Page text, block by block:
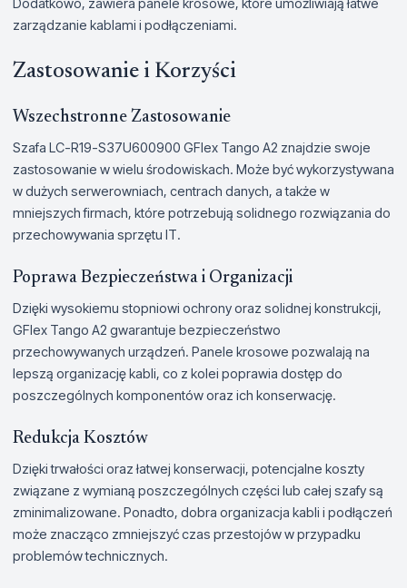
zarządzanie kablami i podłączeniami.
Zastosowanie i Korzyści
Wszechstronne Zastosowanie
Szafa LC-R19-S37U600900 GFlex Tango A2 znajdzie swoje
zastosowanie w wielu środowiskach. Może być wykorzystywana
w dużych serwerowniach, centrach danych, a także w
mniejszych firmach, które potrzebują solidnego rozwiązania do
przechowywania sprzętu IT.
Poprawa Bezpieczeństwa i Organizacji
Dzięki wysokiemu stopniowi ochrony oraz solidnej konstrukcji,
GFlex Tango A2 gwarantuje bezpieczeństwo
przechowywanych urządzeń. Panele krosowe pozwalają na
lepszą organizację kabli, co z kolei poprawia dostęp do
poszczególnych komponentów oraz ich konserwację.
Redukcja Kosztów
Dzięki trwałości oraz łatwej konserwacji, potencjalne koszty
związane z wymianą poszczególnych części lub całej szafy są
zminimalizowane. Ponadto, dobra organizacja kabli i podłączeń
może znacząco zmniejszyć czas przestojów w przypadku
problemów technicznych.